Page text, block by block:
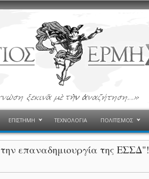
ΕΠΙΣΤΗΜΗ ΤΕΧΝΟΛΟΓΙΑ ΠΟΛΙΤΙΣΜΟΣ
επαναδημιουργία της ΕΣΣΔ"!